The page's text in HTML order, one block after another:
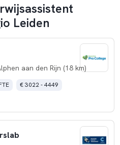
Leiden
aan den Rijn (18 km)
€ 3022 - 4449